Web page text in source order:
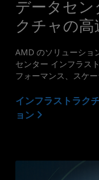
データセン
クチャの高
AMD のソリューショ
センター インフラス
フォーマンス、スケ
インフラストラク
ョン